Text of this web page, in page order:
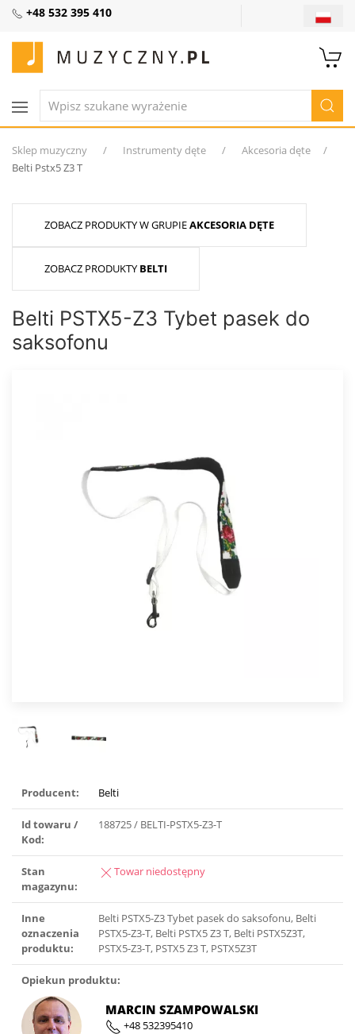
+48 532 395 410
Sklep muzyczny Instrumenty dęte
Akcesoria dęte
Belti Pstx5 Z3 T
ZOBACZ PRODUKTY W GRUPIEAKCESORIA DĘTE
ZOBACZ PRODUKTY BELTI
Belti PSTX5-Z3 Tybet pasek do
saksofonu
Producent: Belti
Id towaru /
Kod:
188725 / BELTI-PSTX5-Z3-T
Stan
magazynu:
Towar niedostępny
Inne
oznaczenia
produktu:
Belti PSTX5-Z3 Tybet pasek do saksofonu, Belti
PSTX5-Z3-T, Belti PSTX5 Z3 T, Belti PSTX5Z3T,
PSTX5-Z3-T, PSTX5 Z3 T, PSTX5Z3T
Opiekun produktu:
MARCIN SZAMPOWALSKI
+48 532395410